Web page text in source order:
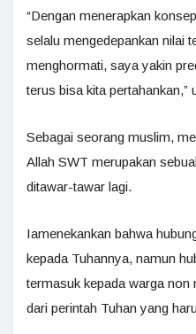
“Dengan menerapkan
selalu mengedepankan nilai
menghormati, saya yakin
terus bisa kita pertahankan,”
Sebagai seorang muslim,
Allah SWT merupakan
ditawar-tawar lagi.
Iamenekankan bahwa
kepada Tuhannya, namun
termasuk kepada warga non
dari perintah Tuhan yang